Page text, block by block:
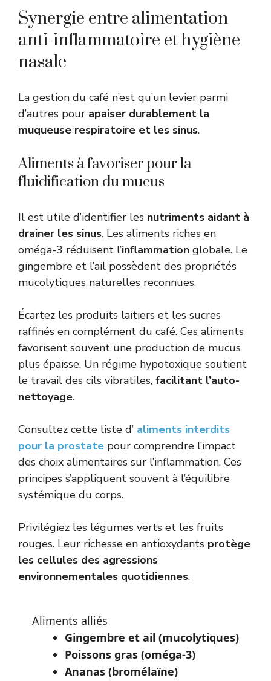
Synergie entre alimentation
anti-inflammatoire et hygiène
nasale
La gestion du café n’est qu’un levier parmi
d’autres pour apaiser durablement la
muqueuse respiratoire et les sinus.
Aliments à favoriser pour la
fluidification du mucus
Il est utile d’identifier les nutriments aidant à
drainer les sinus. Les aliments riches en
oméga-3 réduisent l’inflammation globale. Le
gingembre et l’ail possèdent des propriétés
mucolytiques naturelles reconnues.
Écartez les produits laitiers et les sucres
raffinés en complément du café. Ces aliments
favorisent souvent une production de mucus
plus épaisse. Un régime hypotoxique soutient
le travail des cils vibratiles, facilitant l’auto-
nettoyage.
Consultez cette liste d’ aliments interdits
pour la prostate pour comprendre l’impact
des choix alimentaires sur l’inflammation. Ces
principes s’appliquent souvent à l’équilibre
systémique du corps.
Privilégiez les légumes verts et les fruits
rouges. Leur richesse en antioxydants protège
les cellules des agressions
environnementales quotidiennes.
Aliments alliés
Gingembre et ail (mucolytiques)
Poissons gras (oméga-3)
Ananas (bromélaïne)